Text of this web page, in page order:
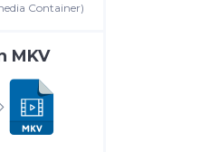
Container)
MKV